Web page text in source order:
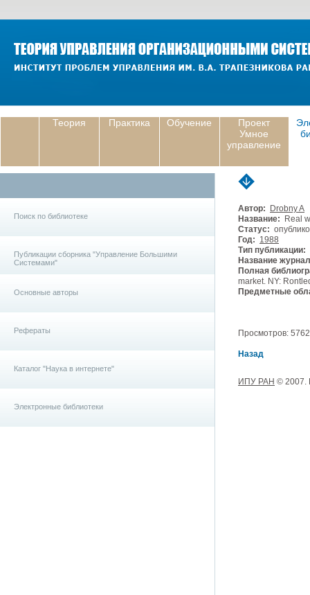
Теория Практика Обучение
Проект
Умное
управление
Поиск по библиотеке
Публикации сборника "Управление Большими
Системами"
Основные авторы
Рефераты
Каталог "Наука в интернете"
Электронные библиотеки
Автор:
Drobny A
Название: Real
Статус:
Год: 1988
Тип публикации:
Название
Полная
market. NY:
Предметные
Просмотров:
Назад
ИПУ РАН © 2007.